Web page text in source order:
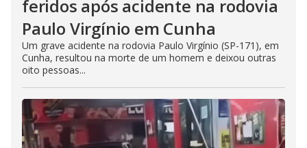
feridos após acidente na rodovia
Paulo Virgínio em Cunha
Um grave acidente na rodovia Paulo Virgínio (SP-171), em
Cunha, resultou na morte de um homem e deixou outras
oito pessoas...